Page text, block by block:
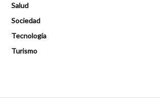
Salud
Sociedad
Tecnología
Turismo